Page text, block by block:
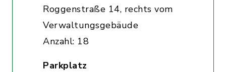
Roggenstraße 14, rechts vom
Verwaltungsgebäude
Anzahl: 18
Parkplatz